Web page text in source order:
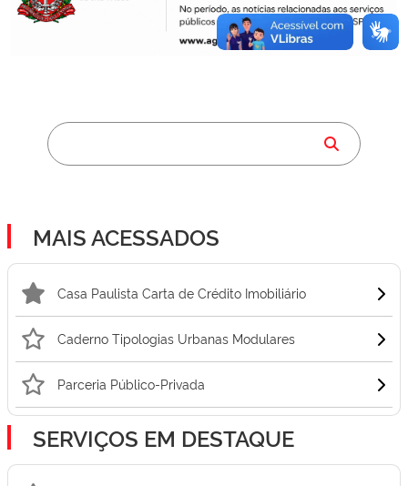
MAIS ACESSADOS
Casa Paulista Carta de Crédito Imobiliário
Caderno Tipologias Urbanas Modulares
Parceria Público-Privada
SERVIÇOS EM DESTAQUE